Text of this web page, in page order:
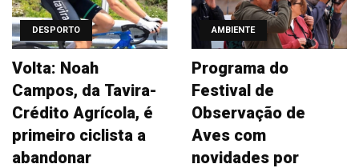
DESPORTO
Volta: Noah
Campos, da Tavira-
Crédito Agrícola, é
primeiro ciclista a
abandonar
AMBIENTE
Programa do
Festival de
Observação de
Aves com
novidades por